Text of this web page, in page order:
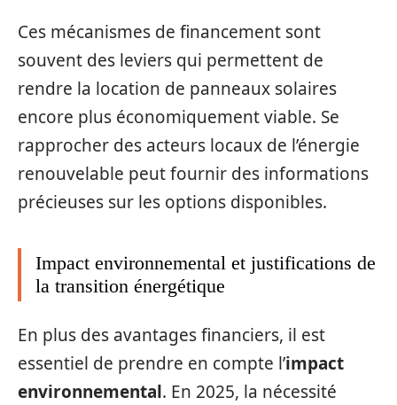
Ces mécanismes de financement sont
souvent des leviers qui permettent de
rendre la location de panneaux solaires
encore plus économiquement viable. Se
rapprocher des acteurs locaux de l’énergie
renouvelable peut fournir des informations
précieuses sur les options disponibles.
Impact environnemental et justifications de
la transition énergétique
En plus des avantages financiers, il est
essentiel de prendre en compte l’impact
environnemental. En 2025, la nécessité